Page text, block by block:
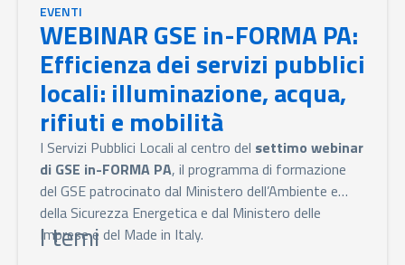
EVENTI
WEBINAR GSE in-FORMA PA:
Efficienza dei servizi pubblici
locali: illuminazione, acqua,
rifiuti e mobilità
I Servizi Pubblici Locali al centro del settimo webinar
di GSE in-FORMA PA, il programma di formazione
del GSE patrocinato dal Ministero dell’Ambiente e
della Sicurezza Energetica e dal Ministero delle
Imprese e del Made in Italy.
I temi